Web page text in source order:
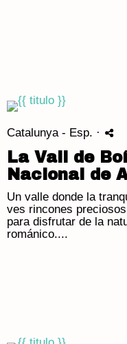
Catalunya - Esp. ·
La Vall de
Nacional de
Un valle donde la
ves rincones
para disfrutar de la
románico....